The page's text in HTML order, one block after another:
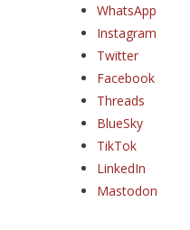
WhatsApp
Instagram
Twitter
Facebook
Threads
BlueSky
TikTok
LinkedIn
Mastodon